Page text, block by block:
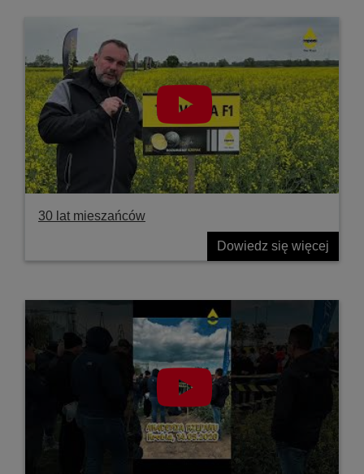
30 lat mieszańców
Dowiedz się więcej